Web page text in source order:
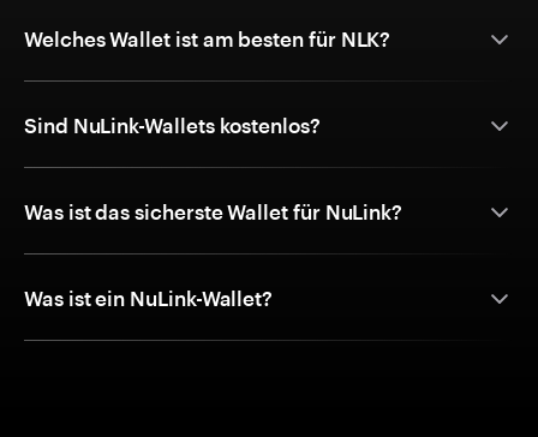
Welches Wallet ist am besten für NLK?
Sind NuLink-Wallets kostenlos?
Was ist das sicherste Wallet für NuLink?
Was ist ein NuLink-Wallet?